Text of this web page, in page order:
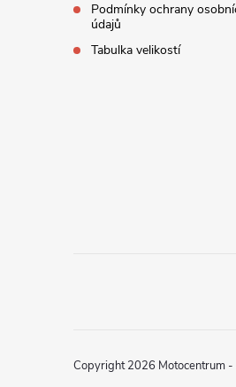
Podmínky ochrany
údajů
Tabulka velikostí
Copyright 2026 Motocentrum